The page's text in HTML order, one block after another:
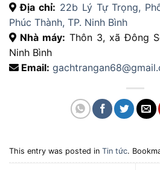
Địa chỉ: 22b Lý Tự Trọng,
Phúc Thành, TP. Ninh Bình
Nhà máy: Thôn 3, xã Đông
Ninh Bình
Email:
This entry was posted in Tin tức.